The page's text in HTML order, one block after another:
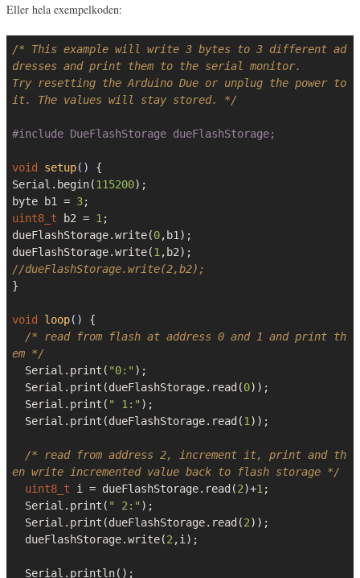
Eller hela exempelkoden:
/* This example will write 3 bytes to 3 different ad
dresses and print them to the serial monitor.
Try resetting the Arduino Due or unplug the power to
it. The values will stay stored. */
#include DueFlashStorage dueFlashStorage;
void setup()
{
Serial.begin(115200);
byte b1 = 3
uint8_t b2 = 1 ;
dueFlashStorage.write(0,b1);
dueFlashStorage.write(1
//dueFlashStorage.write(2,b2);
}
void loop()
{
/* read from flash at address 0 and 1 and print th
em */
  Serial.print(
"0:" );
  Serial.print(dueFlashStorage.read(
0));
  Serial.print(
" 1:" );
  Serial.print(dueFlashStorage.read(
1 ));
/* read from address 2, increment it, print and th
en write incremented value back to flash storage */
uint8_t i = dueFlashStorage.read(2)+1 ;
  Serial.print(
" 2:" );
  Serial.print(dueFlashStorage.read(
2));
  dueFlashStorage.write(
2 ,i);